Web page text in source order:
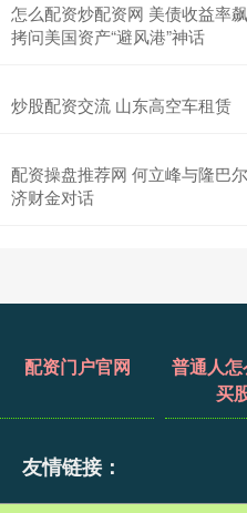
怎么配资炒配资网 美债收益率
拷问美国资产“避风港”神话
炒股配资交流 山东高空车租赁
配资操盘推荐网 何立峰与隆巴
济财金对话
配资门户官网
普通人
买
友情链接：